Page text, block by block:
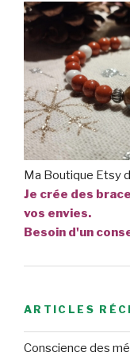
Ma Boutique Etsy
Je crée des
vos envies.
Besoin d'un
ARTICLES
Conscience des